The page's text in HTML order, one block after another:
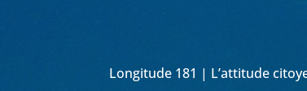
Longitude 181 | L’attitude